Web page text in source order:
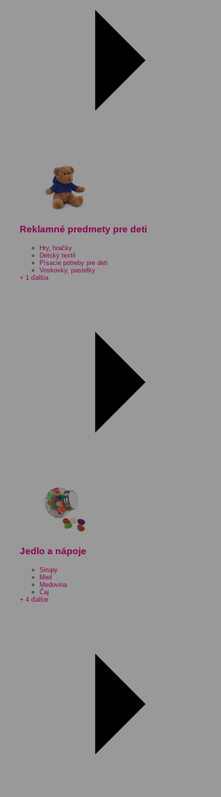
Reklamné predmety pre deti
Hry, hračky
Detský textil
Písacie potreby pre deti
Voskovky, pastelky
+ 1 ďalšia
Jedlo a nápoje
Sirupy
Med
Medovina
Čaj
+ 4 ďalšie